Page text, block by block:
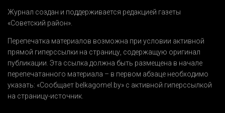
Журнал создан и поддерживается редакцией газеты
«Советский район».
Перепечатка материалов возможна при условии активной
прямой гиперссылки на страницу, содержащую оригинал
публикации. Эта ссылка должна быть размещена в начале
перепечатанного материала – в первом абзаце необходимо
указать: «Сообщает belkagomel.by» с активной гиперссылкой
на страницу-источник.